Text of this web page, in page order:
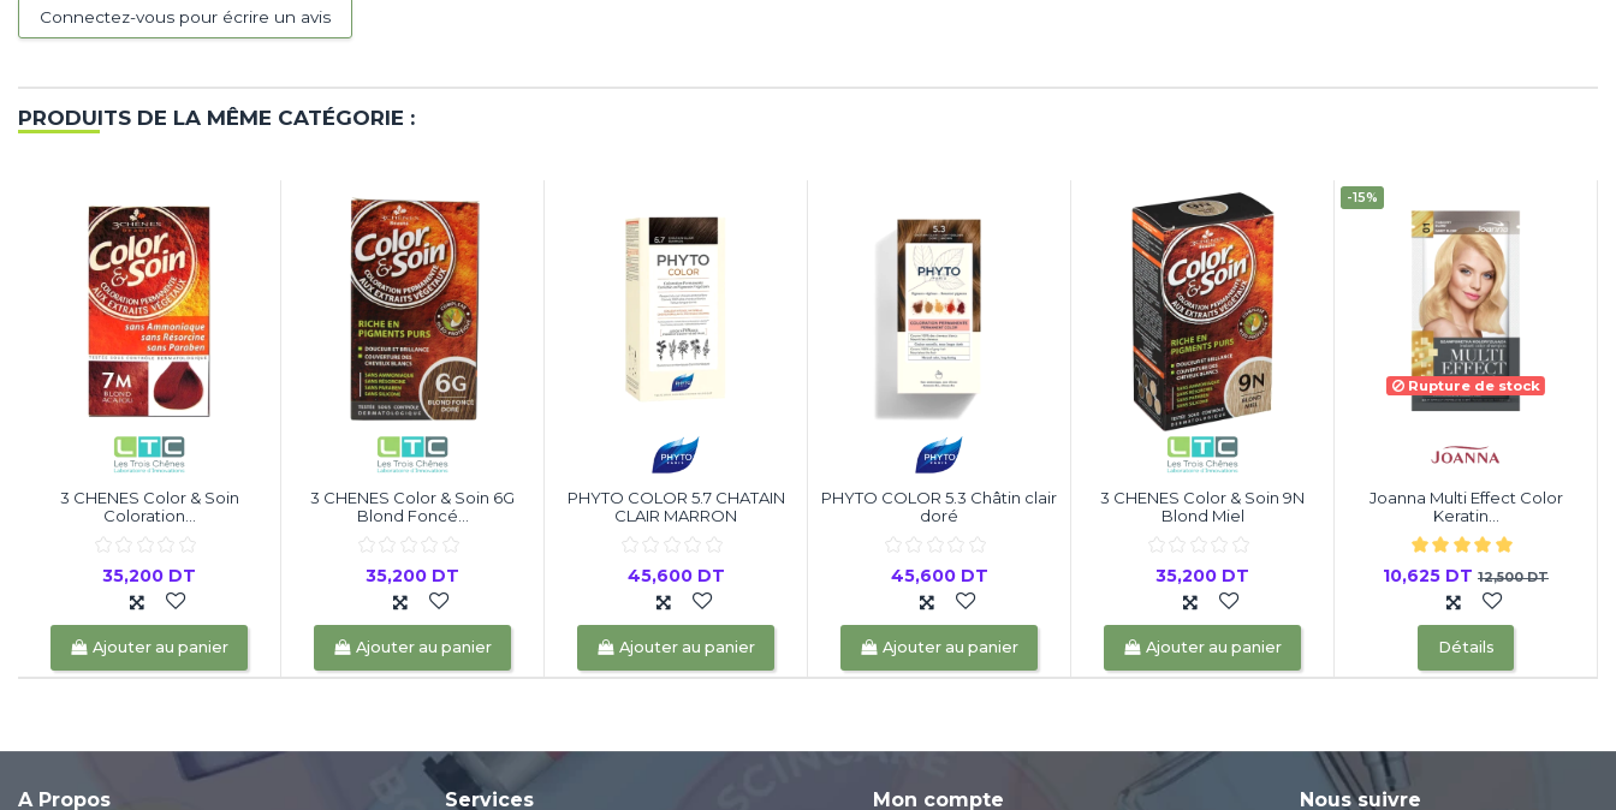
Connectez-vous pour écrire un avis
PRODUITS DE LA MÊME CATÉGORIE :
3 CHENES Color & Soin
Coloration...
35,200 DT
Ajouter au panier
3 CHENES Color & Soin 6G
Blond Foncé...
35,200 DT
Ajouter au panier
PHYTO COLOR 5.7 CHATAIN
CLAIR MARRON
45,600 DT
Ajouter au panier
PHYTO COLOR 5.3 Châtin clair
doré
45,600 DT
Ajouter au panier
3 CHENES Color & Soin 9N
Blond Miel
35,200 DT
Ajouter au panier
-15%
Rupture de stock
Joanna Multi Effect Color
Keratin...
10,625 DT 12,500 DT
Détails
A Propos Services Mon compte Nous suivre